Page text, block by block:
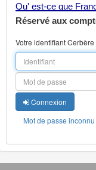
Qu' est-ce que
Réservé aux
Votre identifiant
Connexion
Mot de passe inconnu